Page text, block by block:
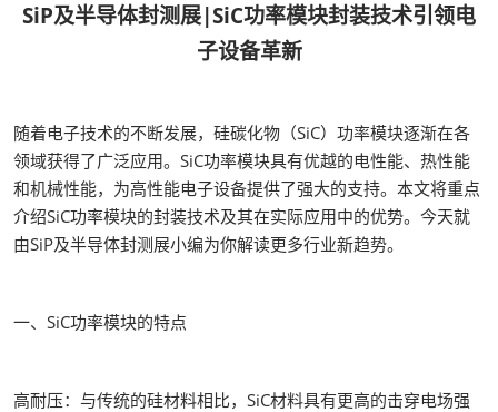
SiP及半导体封测展|SiC功率模块封装技术引领电
子设备革新
随着电子技术的不断发展，硅碳化物（SiC）功率模块逐渐在各
领域获得了广泛应用。SiC功率模块具有优越的电性能、热性能
和机械性能，为高性能电子设备提供了强大的支持。本文将重点
介绍SiC功率模块的封装技术及其在实际应用中的优势。今天就
由SiP及半导体封测展小编为你解读更多行业新趋势。
一、SiC功率模块的特点
高耐压：与传统的硅材料相比，SiC材料具有更高的击穿电场强